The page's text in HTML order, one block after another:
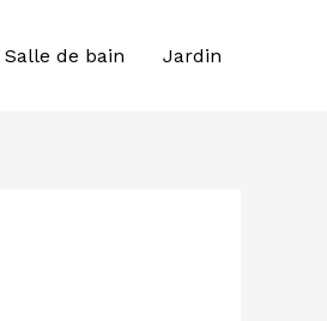
Salle de bain Jardin